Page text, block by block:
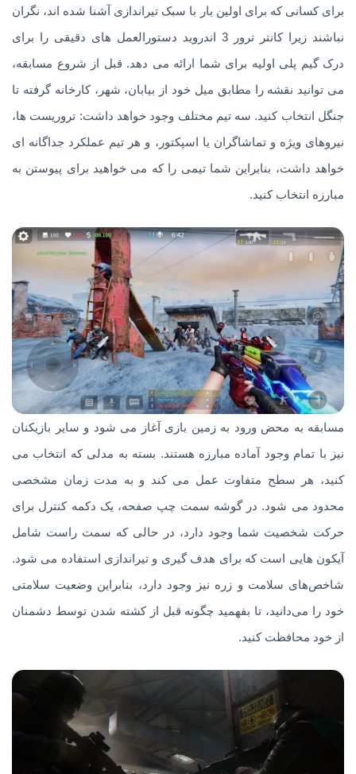
برای کسانی که برای اولین بار با سبک تیراندازی آشنا شده اند، نگران
نباشند زیرا کانتر ترور 3 اندروید دستورالعمل های دقیقی را برای
درک گیم پلی اولیه برای شما ارائه می دهد. قبل از شروع مسابقه،
می توانید نقشه را مطابق میل خود از بیابان، شهر، کارخانه گرفته تا
جنگل انتخاب کنید. سه تیم مختلف وجود خواهد داشت: تروریست ها،
نیروهای ویژه و تماشاگران یا اسپکتور، و هر تیم عملکرد جداگانه ای
خواهد داشت، بنابراین شما تیمی را که می خواهید برای پیوستن به
مبارزه انتخاب کنید.
مسابقه به محض ورود به زمین بازی آغاز می شود و سایر بازیکنان
نیز با تمام وجود آماده مبارزه هستند. بسته به مدلی که انتخاب می
کنید، هر سطح متفاوت عمل می کند و به مدت زمان مشخصی
محدود می شود. در گوشه سمت چپ صفحه، یک دکمه کنترل برای
حرکت شخصیت شما وجود دارد، در حالی که سمت راست شامل
آیکون هایی است که برای هدف گیری و تیراندازی استفاده می شود.
شاخص‌های سلامت و زره نیز وجود دارد، بنابراین وضعیت سلامتی
خود را می‌دانید، تا بفهمید چگونه قبل از کشته شدن توسط دشمنان
از خود محافظت کنید.